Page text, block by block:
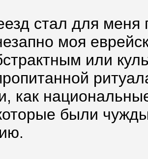
стал для
моя
или
как
были